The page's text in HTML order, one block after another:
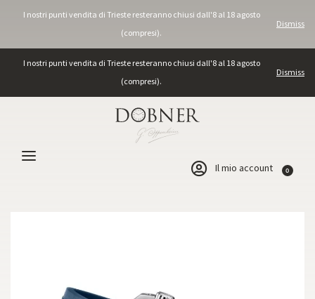
I nostri punti vendita di Trieste resteranno chiusi dall'8 al 18 agosto
(compresi).
Dismiss
I nostri punti vendita di Trieste resteranno chiusi dall'8 al 18 agosto
(compresi).
Dismiss
Il mio account 0